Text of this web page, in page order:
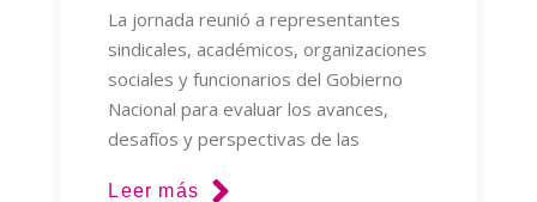
La jornada reunió a representantes
sindicales, académicos, organizaciones
sociales y funcionarios del Gobierno
Nacional para evaluar los avances,
desafíos y perspectivas de las
Leer más